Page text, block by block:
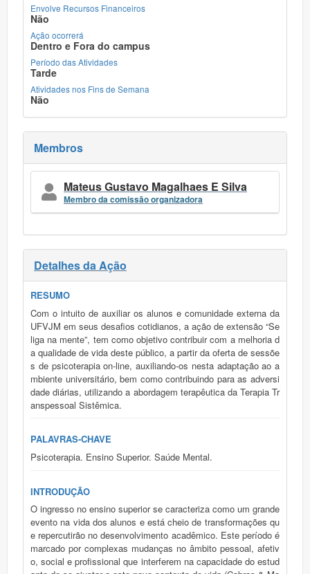
Envolve Recursos Financeiros
Não
Ação ocorrerá
Dentro e Fora do campus
Período das Atividades
Tarde
Atividades nos Fins de Semana
Não
Membros
Mateus Gustavo Magalhaes E Silva
Membro da comissão organizadora
Detalhes da Ação
RESUMO
Com o intuito de auxiliar os alunos e comunidade externa da
UFVJM em seus desafios cotidianos, a ação de extensão “Se
liga na mente”, tem como objetivo contribuir com a melhoria d
a qualidade de vida deste público, a partir da oferta de sessõe
s de psicoterapia on-line, auxiliando-os nesta adaptação ao a
mbiente universitário, bem como contribuindo para as adversi
dade diárias, utilizando a abordagem terapêutica da Terapia Tr
anspessoal Sistêmica.
PALAVRAS-CHAVE
Psicoterapia. Ensino Superior. Saúde Mental.
INTRODUÇÃO
O ingresso no ensino superior se caracteriza como um grande
evento na vida dos alunos e está cheio de transformações qu
e repercutirão no desenvolvimento acadêmico. Este período é
marcado por complexas mudanças no âmbito pessoal, afetiv
o, social e profissional que interferem na capacidade do estud